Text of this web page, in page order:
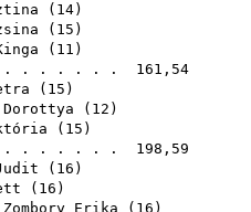
( 14)
( 15 )
( 11 )
. . . . . . 161,54
( 15 )
( 12 )
( 15 )
. . . . . . 198,59
( 16 )
( 16 )
Erika ( 16 )